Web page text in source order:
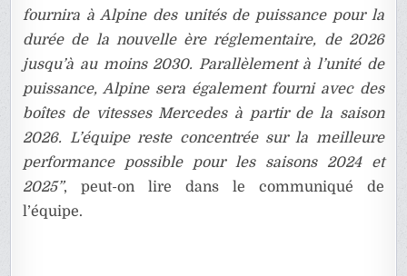
fournira à Alpine des unités de puissance pour la
durée de la nouvelle ère réglementaire, de 2026
jusqu’à au moins 2030. Parallèlement à l’unité de
puissance, Alpine sera également fourni avec des
boîtes de vitesses Mercedes à partir de la saison
2026. L’équipe reste concentrée sur la meilleure
performance possible pour les saisons 2024 et
2025”, peut-on lire dans le communiqué de
l’équipe.